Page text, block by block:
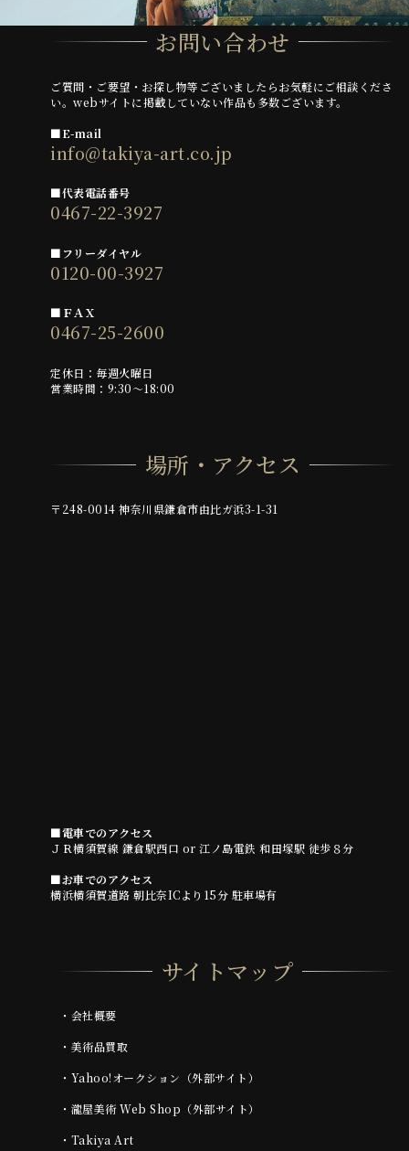
お問い合わせ
ご質問・ご要望・お探し物等ございましたらお気軽にご相談くださ
い。webサイトに掲載していない作品も多数ございます。
■E-mail
info@takiya-art.co.jp
■代表電話番号
0467-22-3927
■フリーダイヤル
0120-00-3927
■ＦＡＸ
0467-25-2600
定休日：毎週火曜日
営業時間：9:30～18:00
場所・アクセス
〒248-0014 神奈川県鎌倉市由比ガ浜3-1-31
■電車でのアクセス
ＪＲ横須賀線 鎌倉駅西口 or 江ノ島電鉄 和田塚駅 徒歩８分
■お車でのアクセス
横浜横須賀道路 朝比奈ICより15分 駐車場有
サイトマップ
・ 会社概要
・ 美術品買取
・ Yahoo!オークション（外部サイト）
・ 瀧屋美術 Web Shop（外部サイト）
・ Takiya Art